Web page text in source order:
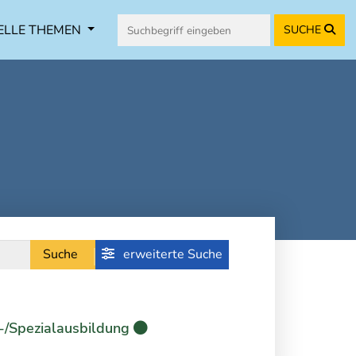
THEMEN SUCHE
Suche erweiterte Suche
Spezialausbildung